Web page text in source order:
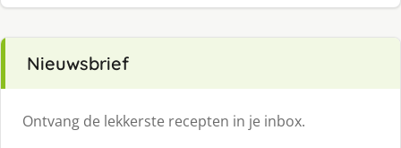
Nieuwsbrief
Ontvang de lekkerste recepten in je inbox.